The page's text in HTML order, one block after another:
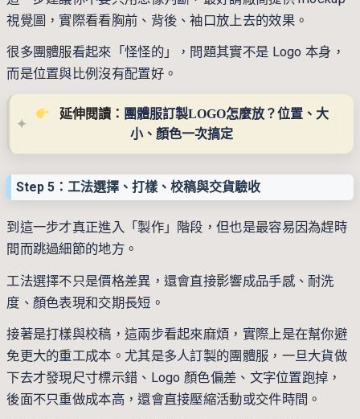
視覺圖，實際看看胸前、背後、袖口放上去的效果。
很多團體服看起來「怪怪的」，問題其實不是 Logo 本身，
而是位置與比例沒有配置好。
延伸閱讀： 團體服訂製LOGO怎麼放？位置、大
小、顏色一次搞定
Step 5：工法選擇、打樣、校稿與交貨驗收
到這一步才真正進入「製作」階段，但也是最容易因為趕時
間而跳過細節的地方。
工法選擇不只是價格差異，還會直接影響成品手感、耐洗
度、顏色表現和交期長短。
接著是打樣與校稿，這兩步看起來麻煩，實際上是在幫你避
免更大的重工成本。尤其是多人訂製的團體服，一旦大貨做
下去才發現尺寸標示錯、Logo 顏色偏差、文字位置跑掉，
後面不只重做成本高，還會直接壓縮活動或交件時間。